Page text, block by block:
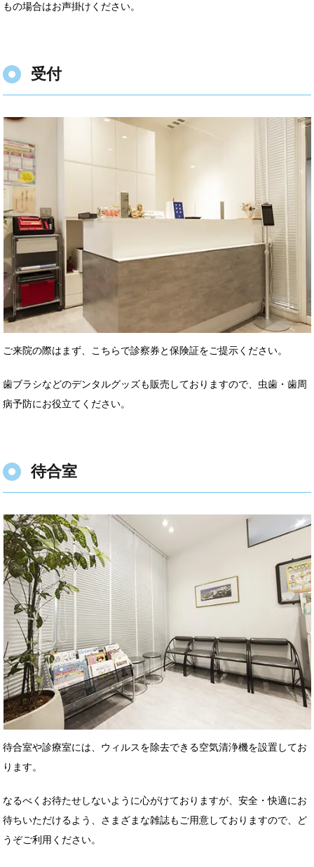
もの場合はお声掛けください。
受付
ご来院の際はまず、こちらで診察券と保険証をご提示ください。
歯ブラシなどのデンタルグッズも販売しておりますので、虫歯・歯周
病予防にお役立てください。
待合室
待合室や診療室には、ウィルスを除去できる空気清浄機を設置してお
ります。
なるべくお待たせしないように心がけておりますが、安全・快適にお
待ちいただけるよう、さまざまな雑誌もご用意しておりますので、ど
うぞご利用ください。